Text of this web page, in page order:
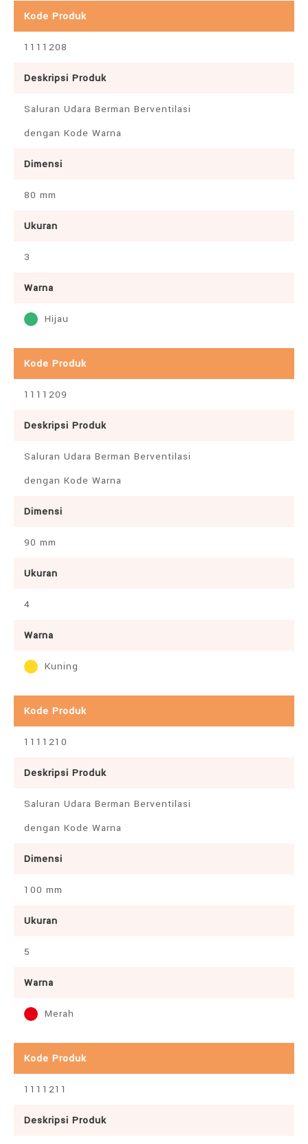
Kode Produk
1111208
Deskripsi Produk
Saluran Udara Berman Berventilasi
dengan Kode Warna
Dimensi
80 mm
Ukuran
3
Warna
Hijau
Kode Produk
1111209
Deskripsi Produk
Saluran Udara Berman Berventilasi
dengan Kode Warna
Dimensi
90 mm
Ukuran
4
Warna
Kuning
Kode Produk
1111210
Deskripsi Produk
Saluran Udara Berman Berventilasi
dengan Kode Warna
Dimensi
100 mm
Ukuran
5
Warna
Merah
Kode Produk
1111211
Deskripsi Produk